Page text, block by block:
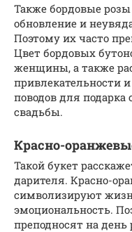
Также бордовые
обновление и
Поэтому их часто
Цвет бордовых
женщины, а также
привлекательности
поводов для
свадьбы.
Красно-
Такой букет
дарителя. Красно-
символизируют
эмоциональность.
преподносят на